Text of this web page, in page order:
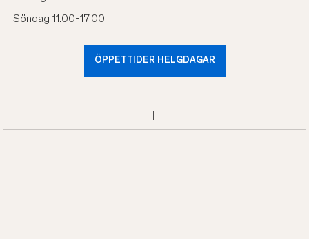
Söndag 11.00-17.00
ÖPPETTIDER HELGDAGAR